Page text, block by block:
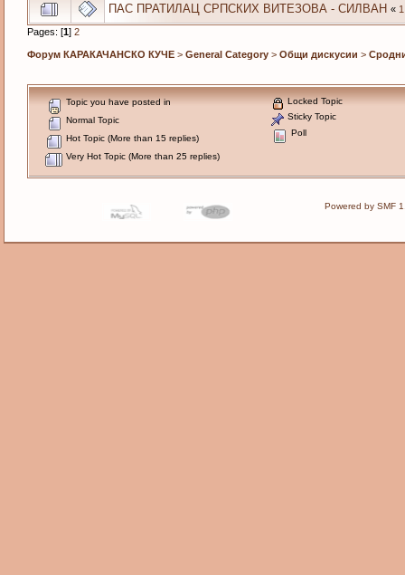
ПАС ПРАТИЛАЦ СРПСКИХ ВИТЕЗОВА - СИЛВАН « 1
Pages: [1] 2
Форум КАРАКАЧАНСКО КУЧЕ> General Category> Общи дискусии >
Topic you have posted in
Normal Topic
Hot Topic (More than 15 replies)
Very Hot Topic (More than 25 replies)
Locked Topic
Sticky Topic
Poll
Powered by SMF